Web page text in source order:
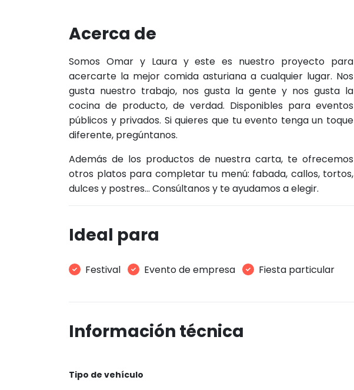
Acerca de
Somos Omar y Laura y este es nuestro proyecto para
acercarte la mejor comida asturiana a cualquier lugar. Nos
gusta nuestro trabajo, nos gusta la gente y nos gusta la
cocina de producto, de verdad. Disponibles para eventos
públicos y privados. Si quieres que tu evento tenga un toque
diferente, pregúntanos.
Además de los productos de nuestra carta, te ofrecemos
otros platos para completar tu menú: fabada, callos, tortos,
dulces y postres… Consúltanos y te ayudamos a elegir.
Ideal para
Festival Evento de empresa Fiesta particular
Información técnica
Tipo de vehículo